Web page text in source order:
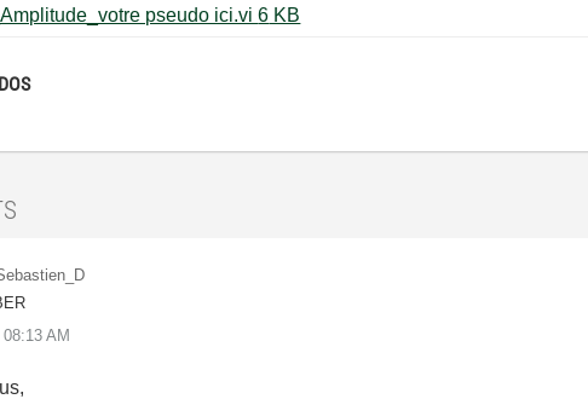
Ch41_Amplitude_votre pseudo ici.vi ‏6 KB
08:13 AM